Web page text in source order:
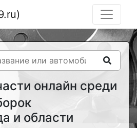
онлайн среди
и области